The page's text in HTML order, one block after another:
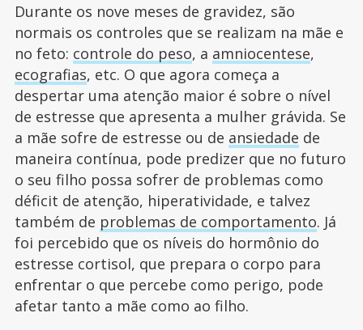
Durante os nove meses de gravidez, são
normais os controles que se realizam na mãe e
no feto: controle do peso, a amniocentese,
ecografias, etc. O que agora começa a
despertar uma atenção maior é sobre o nível
de estresse que apresenta a mulher grávida. Se
a mãe sofre de estresse ou de ansiedade de
maneira contínua, pode predizer que no futuro
o seu filho possa sofrer de problemas como
déficit de atenção, hiperatividade, e talvez
também de problemas de comportamento. Já
foi percebido que os níveis do hormônio do
estresse cortisol, que prepara o corpo para
enfrentar o que percebe como perigo, pode
afetar tanto a mãe como ao filho.